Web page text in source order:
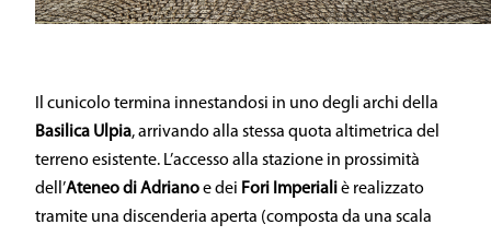
Il cunicolo termina innestandosi in uno degli archi della
Basilica Ulpia, arrivando alla stessa quota altimetrica del
terreno esistente. L’accesso alla stazione in prossimità
dell’Ateneo di Adrianoe dei Fori Imperialiè realizzato
tramite una discenderia aperta (composta da una scala